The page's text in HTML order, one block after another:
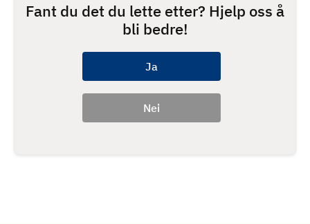
Fant du det du lette etter? Hjelp oss å
bli bedre!